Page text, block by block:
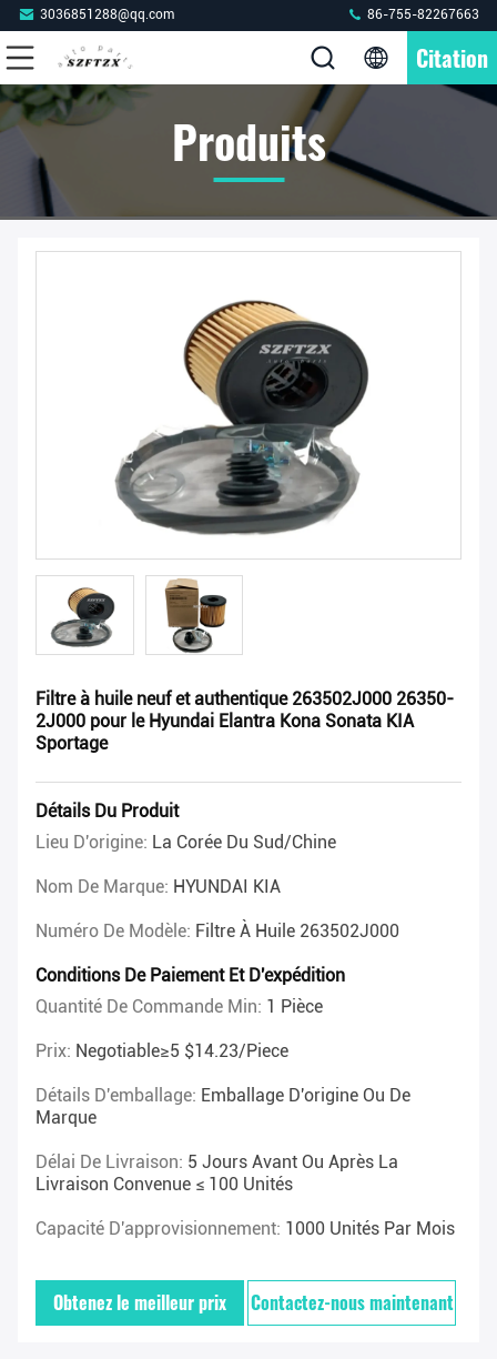
3036851288@qq.com 86-755-82267663
Citation
Produits
Filtre à huile neuf et authentique 263502J000 26350-
2J000 pour le Hyundai Elantra Kona Sonata KIA
Sportage
Détails Du Produit
Lieu D'origine: La Corée Du Sud/Chine
Nom De Marque: HYUNDAI KIA
Numéro De Modèle: Filtre À Huile 263502J000
Conditions De Paiement Et D'expédition
Quantité De Commande Min: 1 Pièce
Prix: Negotiable≥5 $14.23/piece
Détails D'emballage: Emballage D'origine Ou De
Marque
Délai De Livraison: 5 Jours Avant Ou Après La
Livraison Convenue ≤ 100 Unités
Capacité D'approvisionnement: 1000 Unités Par Mois
Obtenez le meilleur prix Contactez-nous maintenant